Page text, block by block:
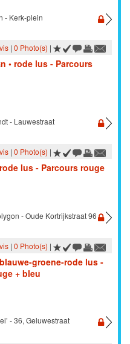
- Kerk-plein
| 0 Photo(s) |
• rode lus - Parcours
- Lauwestraat
| 0 Photo(s) |
lus - Parcours rouge
- Oude Kortrijkstraat 96
| 0 Photo(s) |
groene-rode lus -
+ bleu
- 36, Geluwestraat